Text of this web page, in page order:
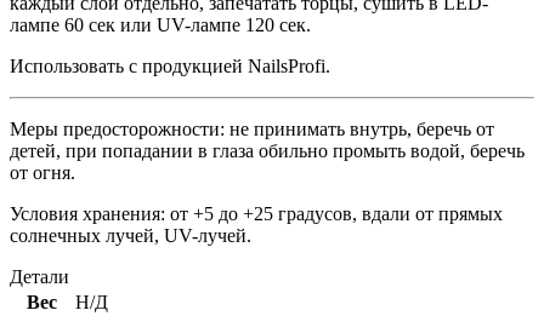
лампе 60 сек или UV-лампе 120 сек.
Использовать с продукцией NailsProfi.
Меры предосторожности: не принимать внутрь, беречь от
детей, при попадании в глаза обильно промыть водой, беречь
от огня.
Условия хранения: от +5 до +25 градусов, вдали от прямых
солнечных лучей, UV-лучей.
Детали
Вес
Н/Д